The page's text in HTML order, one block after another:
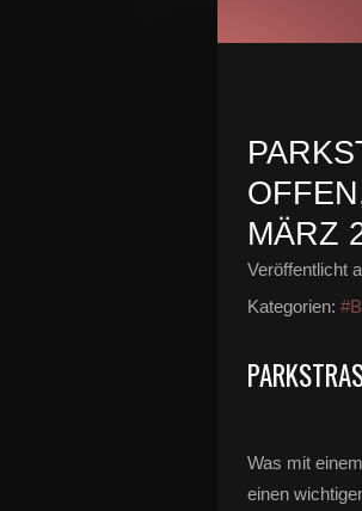
FFEN,
ÄRZ
Veröffentlicht
Kategorien:
Was mit
einen